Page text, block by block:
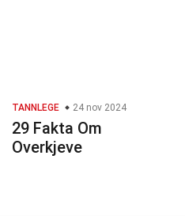
TANNLEGE 24 nov 2024
29 Fakta Om
Overkjeve